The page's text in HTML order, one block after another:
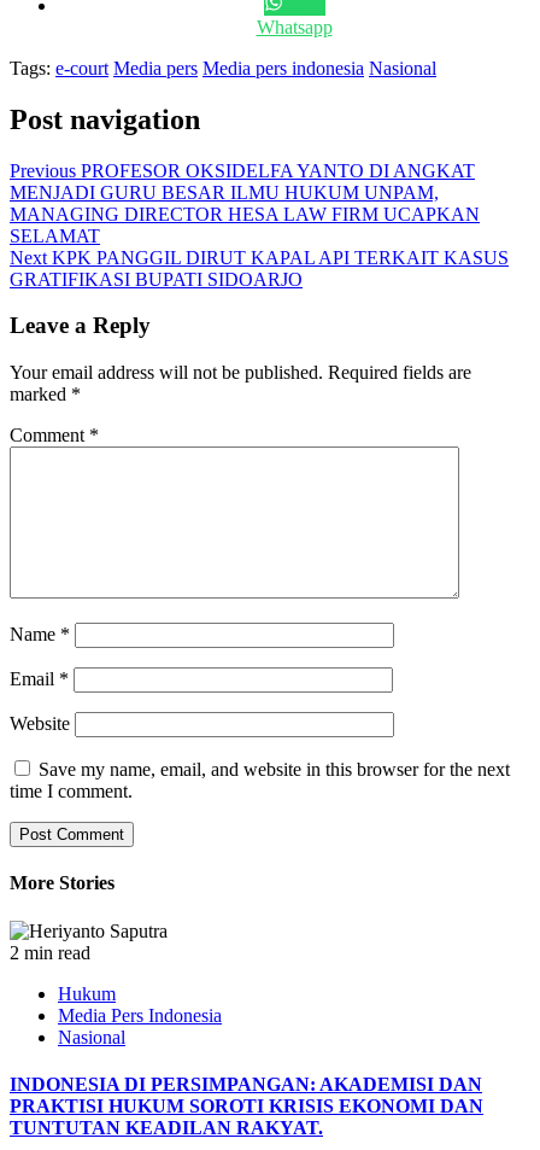
Whatsapp
Tags: e-court Media pers Media pers indonesia Nasional
Post navigation
Previous PROFESOR OKSIDELFA YANTO DI ANGKAT
MENJADI GURU BESAR ILMU HUKUM UNPAM,
MANAGING DIRECTOR HESA LAW FIRM UCAPKAN
SELAMAT
Next KPK PANGGIL DIRUT KAPAL API TERKAIT KASUS
GRATIFIKASI BUPATI SIDOARJO
Leave a Reply
Your email address will not be published. Required fields are
marked *
Comment *
Name *
Email *
Website
Save my name, email, and website in this browser for the next
time I comment.
More Stories
2 min read
Hukum
Media Pers Indonesia
Nasional
INDONESIA DI PERSIMPANGAN: AKADEMISI DAN
PRAKTISI HUKUM SOROTI KRISIS EKONOMI DAN
TUNTUTAN KEADILAN RAKYAT.